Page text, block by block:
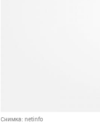
Снимка: netinfo